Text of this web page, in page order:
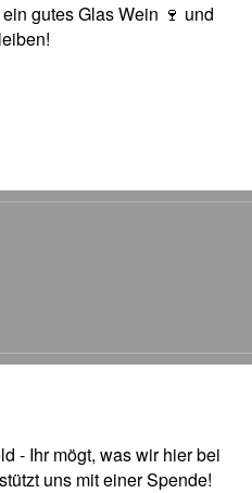
gutes Glas Wein 🍷 und
- Ihr mögt, was wir hier bei
uns mit einer Spende!